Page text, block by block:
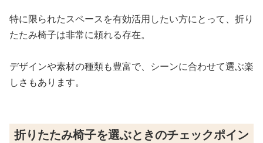
特に限られたスペースを有効活用したい方にとって、折り
たたみ椅子は非常に頼れる存在。
デザインや素材の種類も豊富で、シーンに合わせて選ぶ楽
しさもあります。
折りたたみ椅子を選ぶときのチェックポイン